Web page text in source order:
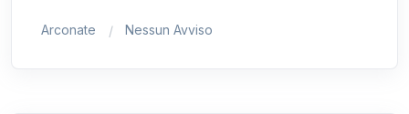
Arconate Nessun Avviso